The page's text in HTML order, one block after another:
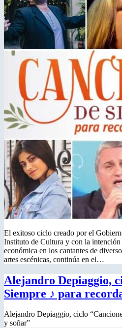
El exitoso ciclo creado por el
Instituto de Cultura y con la intención
económica en los cantantes de
artes escénicas, continúa en el…
Alejandro Depiaggio,
Siempre ♪ para
Alejandro Depiaggio, ciclo
y soñar”